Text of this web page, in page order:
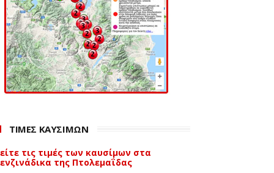
ΤΙΜΕΣ ΚΑΥΣΙΜΩΝ
τις τιμές των καυσίμων στα
της Πτολεμαΐδας